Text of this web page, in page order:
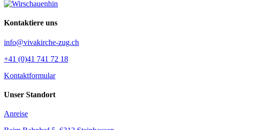
Kontaktiere uns
info@vivakirche-zug.ch
+41 (0)41 741 72 18
Kontaktformular
Unser Standort
Anreise